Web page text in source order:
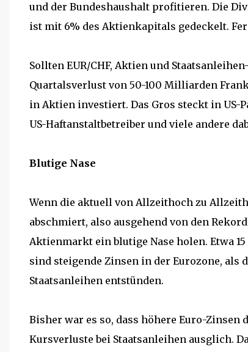
und der Bundeshaushalt profitieren. Die
ist mit 6% des Aktienkapitals gedeckelt.
Sollten EUR/CHF, Aktien und
Quartalsverlust von 50-100 Milliarden
in Aktien investiert. Das Gros steckt in US-
US-Haftanstaltbetreiber und viele andere
Blutige Nase
Wenn die aktuell von Allzeithoch zu
abschmiert, also ausgehend von den
Aktienmarkt ein blutige Nase holen. Etwa
sind steigende Zinsen in der Eurozone,
Staatsanleihen entstünden.
Bisher war es so, dass höhere Euro-Zinsen
Kursverluste bei Staatsanleihen ausglich.